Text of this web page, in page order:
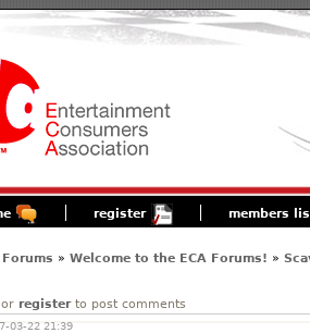
register members
Forums » Welcome to the ECA Forums! »
or registerto post comments
03-22 21:39